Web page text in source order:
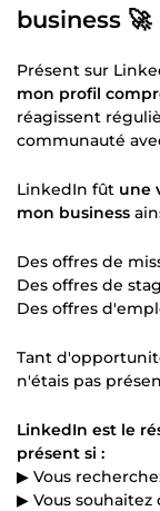
business 🚀
Présent sur
mon profil
réagissent
communauté
LinkedIn fût une
mon business
Des offres de
Des offres de
Des offres
Tant
n'étais pas
LinkedIn est le
présent si :
▶ Vous
▶ Vous